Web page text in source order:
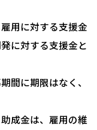
用に対する支援金
に対する支援金と
間に期限はなく、
成金は、雇用の維